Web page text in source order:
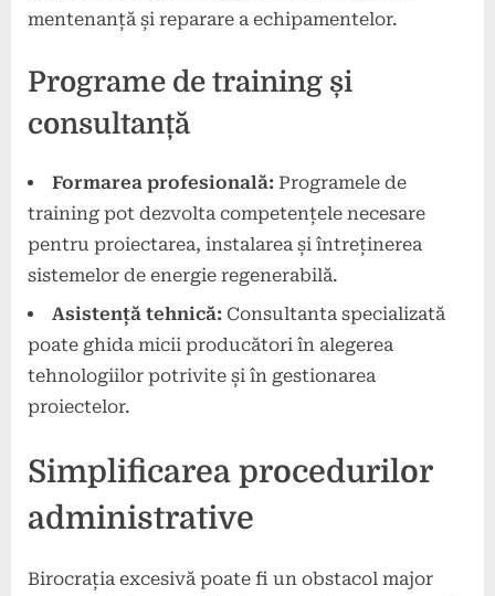
mentenanță și reparare a echipamentelor.
Programe de training și
consultanță
Formarea profesională: Programele de
training pot dezvolta competențele necesare
pentru proiectarea, instalarea și întreținerea
sistemelor de energie regenerabilă.
Asistență tehnică: Consultanta specializată
poate ghida micii producători în alegerea
tehnologiilor potrivite și în gestionarea
proiectelor.
Simplificarea procedurilor
administrative
Birocrația excesivă poate fi un obstacol major